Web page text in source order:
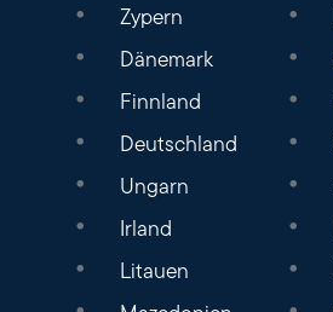
Zypern
Dänemark
Finnland
Deutschland
Ungarn
Irland
Litauen